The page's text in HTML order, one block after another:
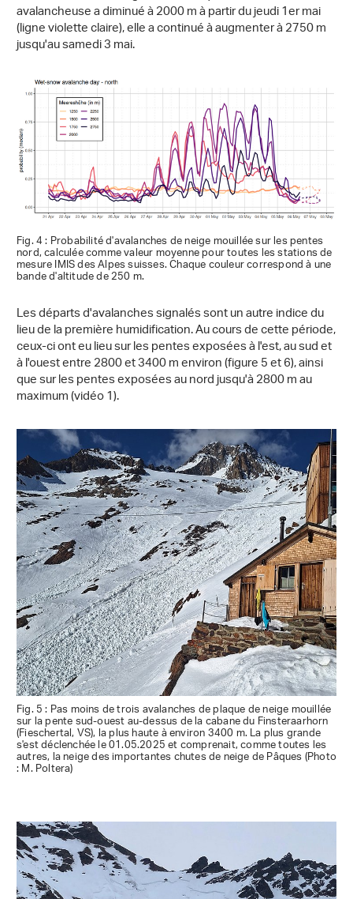
avalancheuse a diminué à 2000 m à partir du jeudi 1er mai
(ligne violette claire), elle a continué à augmenter à 2750 m
jusqu'au samedi 3 mai.
Fig. 4 : Probabilité d'avalanches de neige mouillée sur les pentes
nord, calculée comme valeur moyenne pour toutes les stations de
mesure IMIS des Alpes suisses. Chaque couleur correspond à une
bande d'altitude de 250 m.
Les départs d'avalanches signalés sont un autre indice du
lieu de la première humidification. Au cours de cette période,
ceux-ci ont eu lieu sur les pentes exposées à l'est, au sud et
à l'ouest entre 2800 et 3400 m environ (figure 5 et 6), ainsi
que sur les pentes exposées au nord jusqu'à 2800 m au
maximum (vidéo 1).
Fig. 5 : Pas moins de trois avalanches de plaque de neige mouillée
sur la pente sud-ouest au-dessus de la cabane du Finsteraarhorn
(Fieschertal, VS), la plus haute à environ 3400 m. La plus grande
s'est déclenchée le 01.05.2025 et comprenait, comme toutes les
autres, la neige des importantes chutes de neige de Pâques (Photo
: M. Poltera)